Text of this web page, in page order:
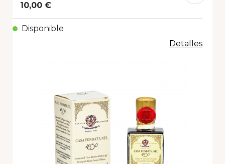
10,00 €
Disponible
Detalles